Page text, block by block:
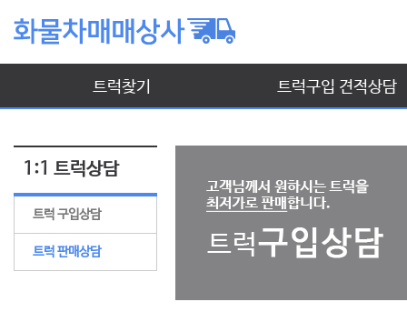
트럭찾기 트럭구입 견적상담
1:1 트럭상담
트럭 구입상담
트럭 판매상담